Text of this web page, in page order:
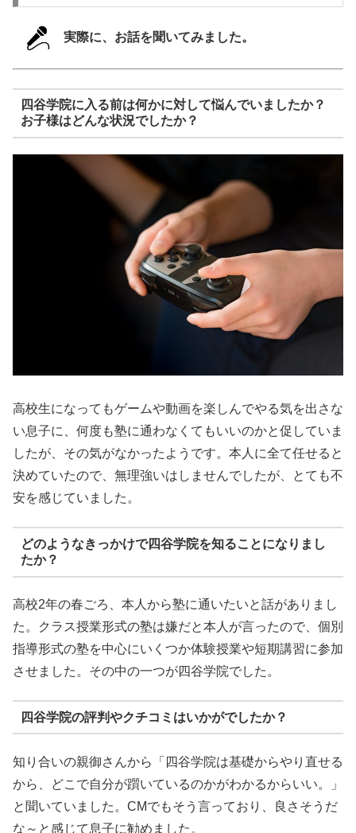
実際に、お話を聞いてみました。
四谷学院に入る前は何かに対して悩んでいましたか？
お子様はどんな状況でしたか？
高校生になってもゲームや動画を楽しんでやる気を出さな
い息子に、何度も塾に通わなくてもいいのかと促していま
したが、その気がなかったようです。本人に全て任せると
決めていたので、無理強いはしませんでしたが、とても不
安を感じていました。
どのようなきっかけで四谷学院を知ることになりまし
たか？
高校2年の春ごろ、本人から塾に通いたいと話がありまし
た。クラス授業形式の塾は嫌だと本人が言ったので、個別
指導形式の塾を中心にいくつか体験授業や短期講習に参加
させました。その中の一つが四谷学院でした。
四谷学院の評判やクチコミはいかがでしたか？
知り合いの親御さんから「四谷学院は基礎からやり直せる
から、どこで自分が躓いているのかがわかるからいい。」
と聞いていました。CMでもそう言っており、良さそうだ
な～と感じて息子に勧めました。